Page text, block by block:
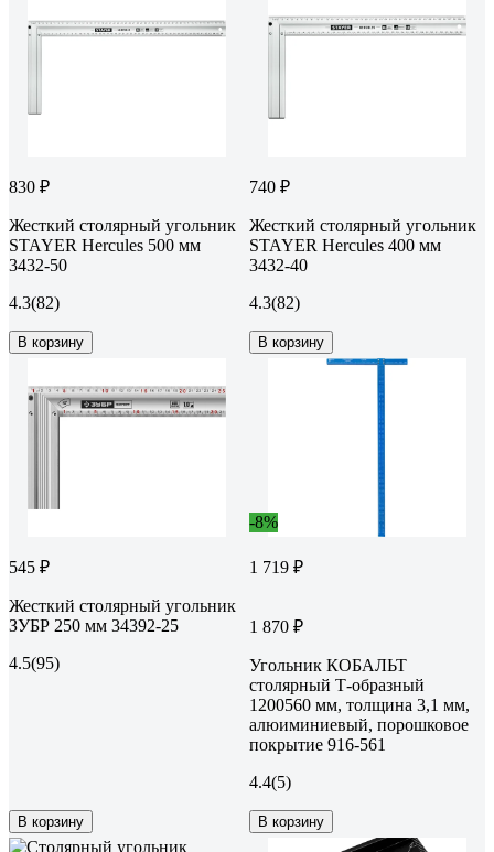
830 ₽
Жесткий столярный угольник
STAYER Hercules 500 мм
3432-50
4.3(82)
В корзину
740 ₽
Жесткий столярный угольник
STAYER Hercules 400 мм
3432-40
4.3(82)
В корзину
545 ₽
Жесткий столярный угольник
ЗУБР 250 мм 34392-25
4.5(95)
В корзину
-8%
1 719 ₽
1 870 ₽
Угольник КОБАЛЬТ
столярный Т-образный
1200560 мм, толщина 3,1 мм,
алюиминиевый, порошковое
покрытие 916-561
4.4(5)
В корзину